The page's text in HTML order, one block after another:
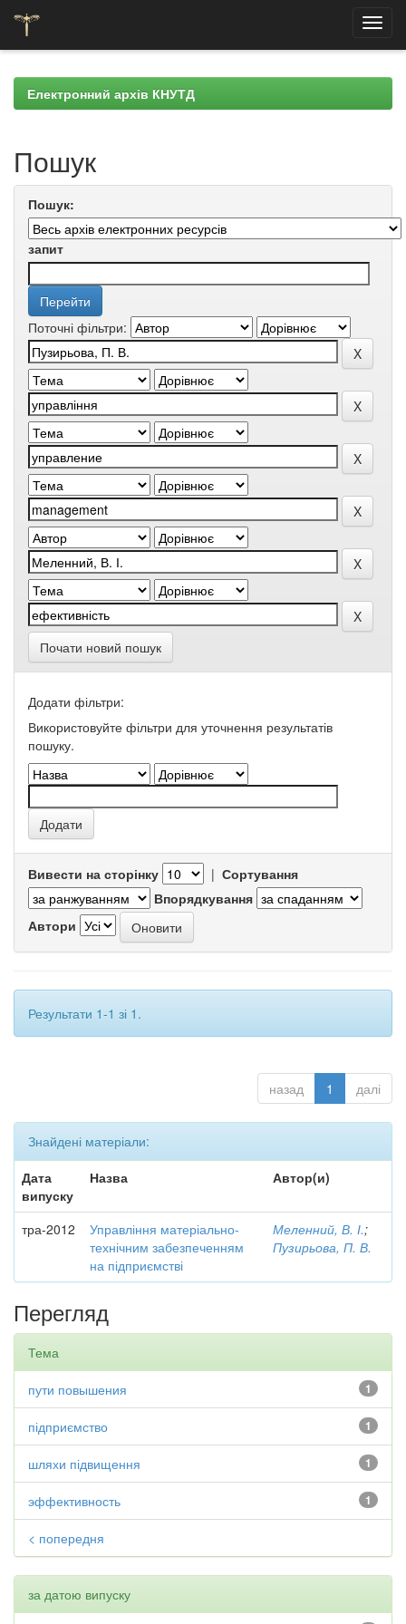
navigationЕлектронний архів КНУТД
Пошук
Пошук:
запит
Поточні фільтри:
Почати новий пошук
Додати фільтри:
Використовуйте фільтри для уточнення результатів
пошуку.
Вивести на сторінку | Сортування
Впорядкування
Автори
Результати 1-1 зі 1.
назад 1 далі
Знайдені матеріали:
Дата
випуску
Назва Автор(и)
тра-2012
Управління матеріально-
технічним забезпеченням
на підприємстві
Меленний, В. І.;
Пузирьова, П. В.
Перегляд
Тема
1
пути повышения
1
підприємство
1
шляхи підвищення
1
эффективность
< попередня
за датою випуску